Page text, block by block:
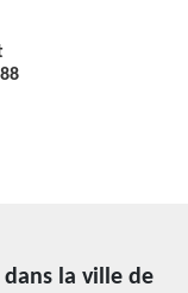
la ville de